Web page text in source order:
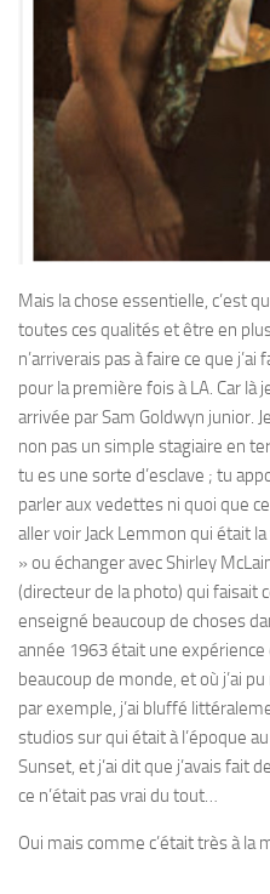
Mais la chose essentielle, c’est
toutes ces qualités et être en
n’arriverais pas à faire ce que
pour la première fois à LA. Car là
arrivée par Sam Goldwyn junior.
non pas un simple stagiaire en
tu es une sorte d’esclave ; tu
parler aux vedettes ni quoi que
aller voir Jack Lemmon qui était
» ou échanger avec Shirley
(directeur de la photo) qui faisait
enseigné beaucoup de choses
année 1963 était une expérience
beaucoup de monde, et où j’ai
par exemple, j’ai bluffé
studios sur qui était à l’époque
Sunset, et j’ai dit que j’avais fait
ce n’était pas vrai du tout…
Oui mais comme c’était très à la